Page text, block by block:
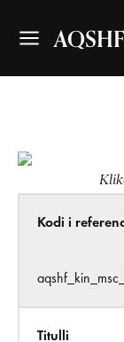
AQSHF
Kodi i
Titulli